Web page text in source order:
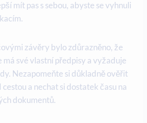
mít pas s sebou, abyste se vyhnuli
závěry bylo zdůrazněno, že
má své vlastní předpisy a vyžaduje
Nezapomeňte si důkladně ověřit
a nechat si dostatek času na
dokumentů.